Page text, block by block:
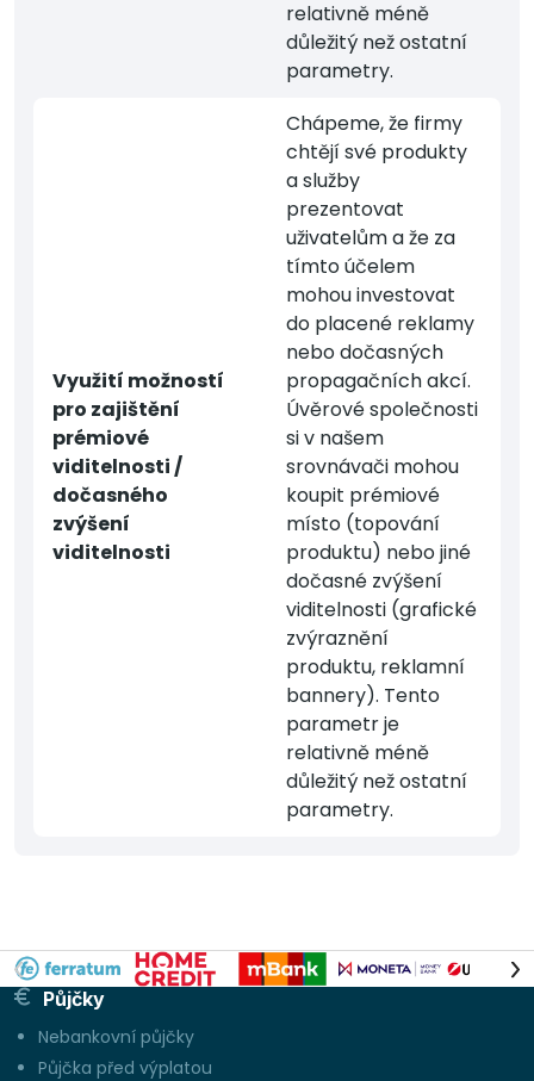
relativně méně
důležitý než ostatní
parametry.
Využití možností
pro zajištění
prémiové
viditelnosti /
dočasného
zvýšení
viditelnosti
Chápeme, že firmy
chtějí své produkty
a služby
prezentovat
uživatelům a že za
tímto účelem
mohou investovat
do placené reklamy
nebo dočasných
propagačních akcí.
Úvěrové společnosti
si v našem
srovnávači mohou
koupit prémiové
místo (topování
produktu) nebo jiné
dočasné zvýšení
viditelnosti (grafické
zvýraznění
produktu, reklamní
bannery). Tento
parametr je
relativně méně
důležitý než ostatní
parametry.
Půjčky
Nebankovní půjčky
Půjčka před výplatou